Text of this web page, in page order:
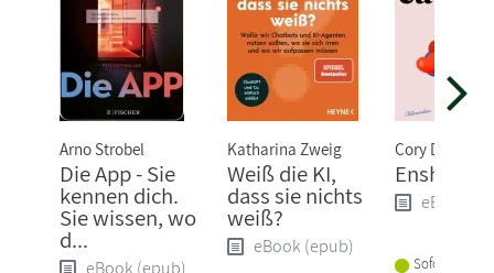
Arno Strobel
Die App - Sie
kennen dich.
Sie wissen, wo
d...
eBook (epub)
Katharina Zweig
Weiß die KI,
dass sie nichts
weiß?
eBook (epub)
Cory
eBook
Sofort